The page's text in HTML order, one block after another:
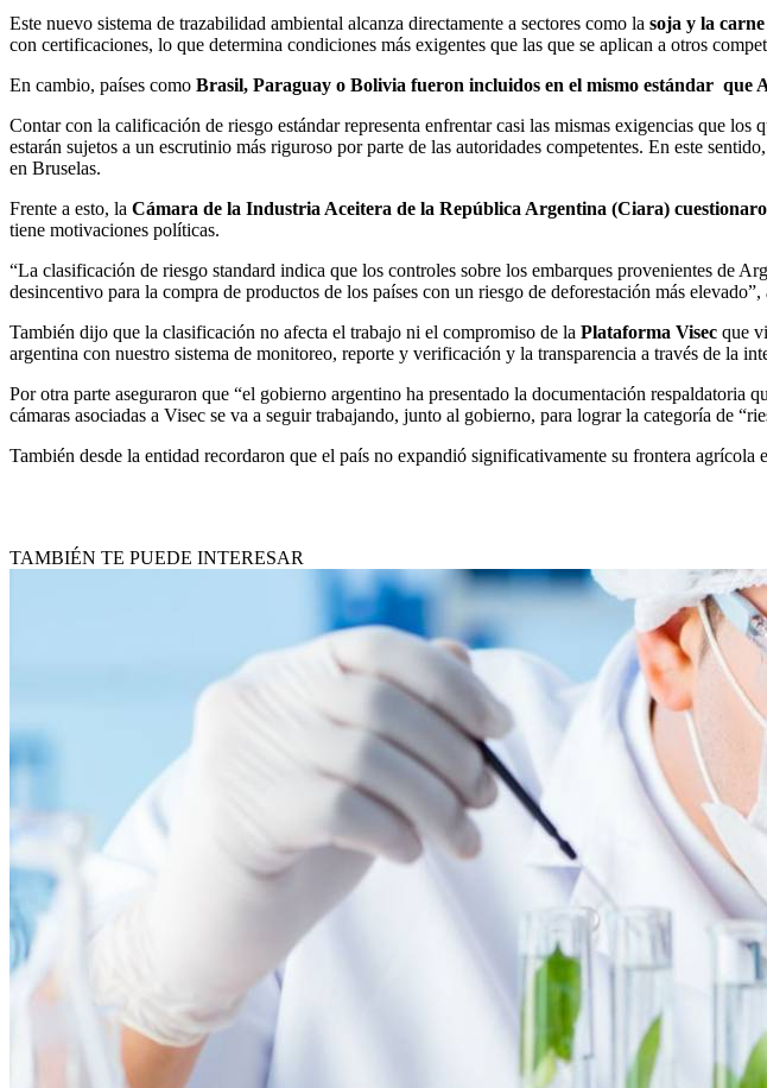
Este nuevo sistema de trazabilidad ambiental alcanza directamente a sectores como la soja y la
con certificaciones, lo que determina condiciones más exigentes que las que se aplican a otros
En cambio, países como Brasil, Paraguay o Bolivia fueron incluidos en el mismo estándar que
Contar con la calificación de riesgo estándar representa enfrentar casi las mismas exigencias que
estarán sujetos a un escrutinio más riguroso por parte de las autoridades competentes. En este
en Bruselas.
Frente a esto, la Cámara de la Industria Aceitera de la República Argentina (Ciara)
tiene motivaciones políticas.
“La clasificación de riesgo standard indica que los controles sobre los embarques provenientes de
desincentivo para la compra de productos de los países con un riesgo de deforestación más elevado”,
También dijo que la clasificación no afecta el trabajo ni el compromiso de la Plataforma Visec que
argentina con nuestro sistema de monitoreo, reporte y verificación y la transparencia a través de la
Por otra parte aseguraron que “el gobierno argentino ha presentado la documentación respaldatoria
cámaras asociadas a Visec se va a seguir trabajando, junto al gobierno, para lograr la categoría de
También desde la entidad recordaron que el país no expandió significativamente su frontera
TAMBIÉN TE PUEDE INTERESAR